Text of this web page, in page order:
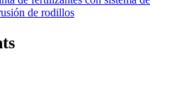
de rodillos